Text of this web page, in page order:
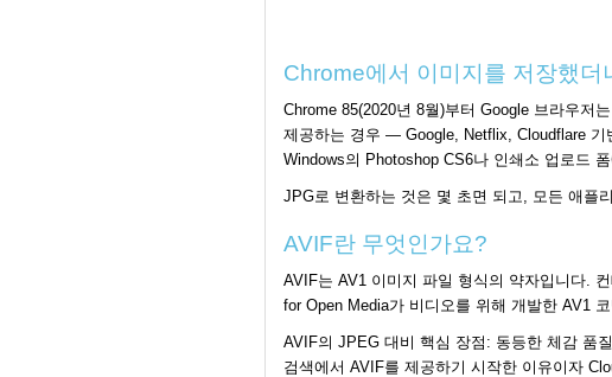
Chrome에서 이미지를 저장했
Chrome 85(2020년 8월)부터 Google 브라우저
제공하는 경우 — Google, Netflix, Cloudflare
Windows의 Photoshop CS6나 인쇄소 업로드
JPG로 변환하는 것은 몇 초면 되고, 모든 애플
AVIF란 무엇인가요?
AVIF는 AV1 이미지 파일 형식의 약자입니다.
for Open Media가 비디오를 위해 개발한 AV1
AVIF의 JPEG 대비 핵심 장점: 동등한 체감 품
검색에서 AVIF를 제공하기 시작한 이유이자